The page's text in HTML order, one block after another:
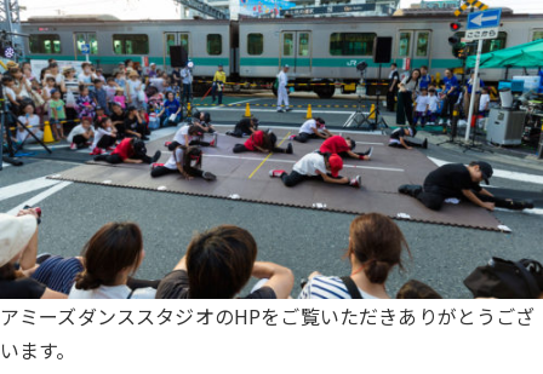
アミーズダンススタジオのHPをご覧いただきありがとうござ
います。